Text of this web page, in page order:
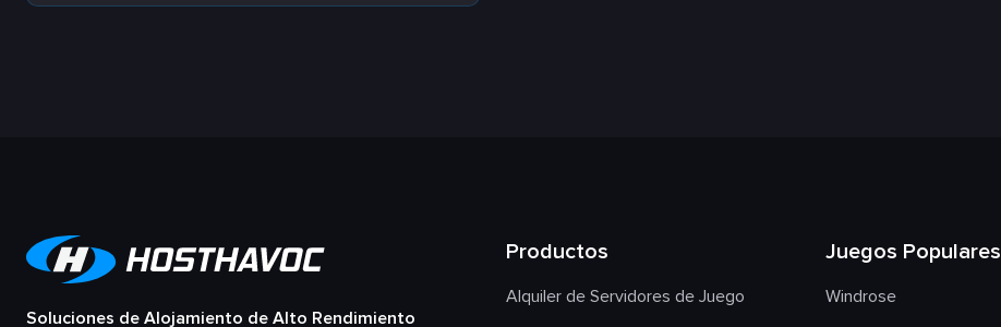
Soluciones de Alojamiento de Alto Rendimiento
Productos
Alquiler de Servidores de Juego
Juegos Populares
Windrose